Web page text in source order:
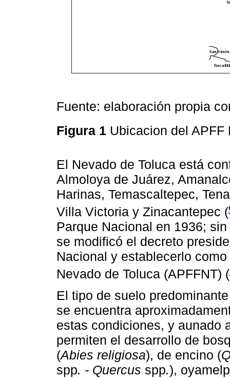
Fuente: elaboración propia
Figura 1 Ubicacion del
El Nevado de Toluca está
Almoloya de Juárez,
Harinas, Temascaltepec,
Villa Victoria y Zinacantepec (
Parque Nacional en 1936;
se modificó el decreto
Nacional y establecerlo
Nevado de Toluca (APFFNT) (
El tipo de suelo
se encuentra
estas condiciones, y aunado
permiten el desarrollo de
(Abies religiosa), de encino (
spp. - Quercus spp.),